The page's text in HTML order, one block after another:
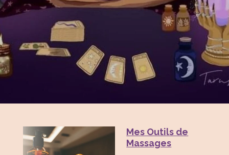
Mes Outils de
Massages